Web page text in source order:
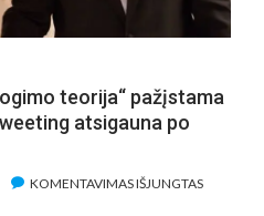
teorija“ pažįstama
atsigauna po
KOMENTAVIMAS IŠJUNGTASĮRAŠE